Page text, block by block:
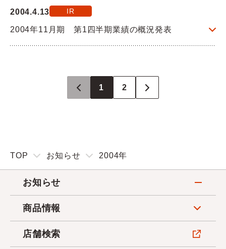
2004.4.13 IR
2004年11月期 第1四半期業績の概況発表
1 2
TOP お知らせ 2004年
お知らせ
商品情報
店舗検索